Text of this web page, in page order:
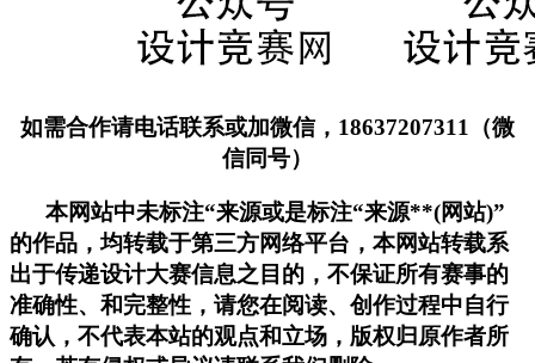
如需合作请电话联系或加微信，18637207311（微
信同号）
本网站中未标注“来源或是标注“来源**(网站)”
的作品，均转载于第三方网络平台，本网站转载系
出于传递设计大赛信息之目的，不保证所有赛事的
准确性、和完整性，请您在阅读、创作过程中自行
确认，不代表本站的观点和立场，版权归原作者所